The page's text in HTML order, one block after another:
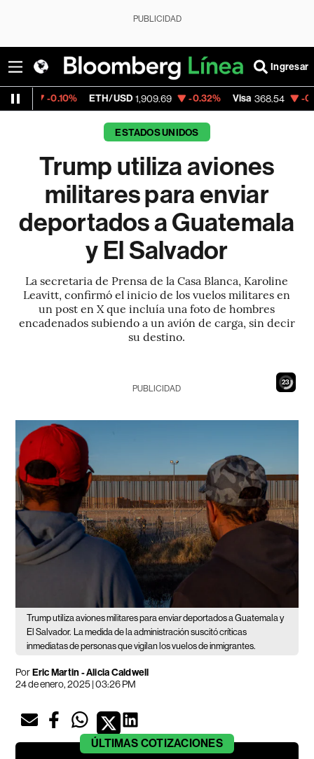
PUBLICIDAD
Ingresar
ETH/USD 1,909.69 -0.32% Visa 368.54 -0.28%
ESTADOS UNIDOS
Trump utiliza aviones
militares para enviar
deportados a Guatemala
y El Salvador
La secretaria de Prensa de la Casa Blanca, Karoline
Leavitt, confirmó el inicio de los vuelos militares en
un post en X que incluía una foto de hombres
encadenados subiendo a un avión de carga, sin decir
su destino.
21
PUBLICIDAD
Trump utiliza aviones militares para enviar deportados a Guatemala y
El Salvador. La medida de la administración suscitó críticas
inmediatas de personas que vigilan los vuelos de inmigrantes.
PorEric Martin - Alicia Caldwell
24 de enero, 2025 | 03:26 PM
ÚLTIMAS COTIZACIONES